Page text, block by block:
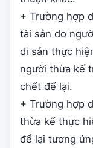
+ Trường hợp
tài sản do
di sản thực
người thừa kế
chết để lại.
+ Trường hợp
thừa kế thực
để lại tương